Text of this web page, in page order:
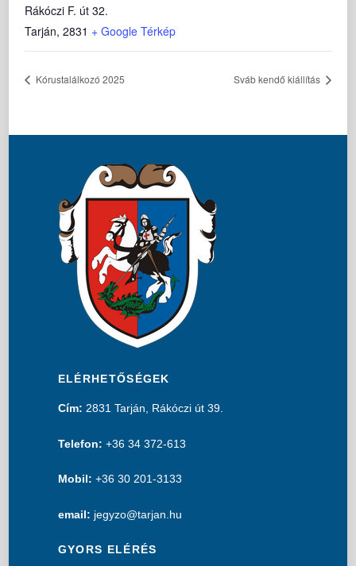
Rákóczi F. út 32.
Tarján, 2831 + Google Térkép
Kórustalálkozó 2025 Sváb kendő kiállítás
ELÉRHETŐSÉGEK
Cím: 2831 Tarján, Rákóczi út 39.
Telefon: +36 34 372-613
Mobil: +36 30 201-3133
email: jegyzo@tarjan.hu
GYORS ELÉRÉS